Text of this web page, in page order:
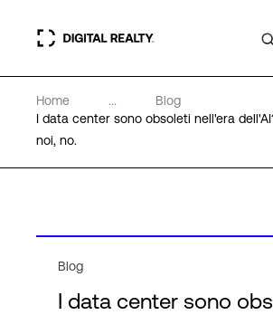
Data center
PlatformDIGITAL®
Home ...
Blog
I data center sono obsoleti nell'era
noi, no.
Blog
I data center sono